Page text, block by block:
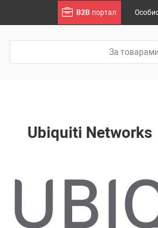
B2B портал
За товарами
Ubiquiti Networks